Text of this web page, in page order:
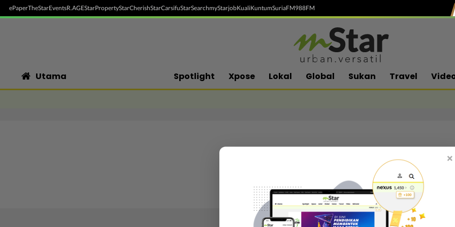
ePaperTheStarEventsR.AGEStarPropertyStarCherishStarCarsifuStarSearchmyStarjobKualiKuntumSuriaFM988FM
Utama Spotlight Xpose Lokal Global Sukan Travel
Follow media sosial kami
×